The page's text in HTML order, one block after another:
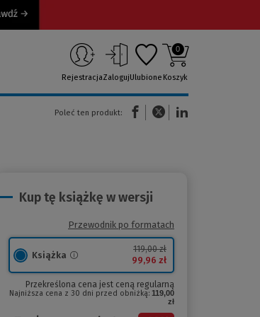
RejestracjaZalogujUlubione
0
Koszyk
Poleć ten produkt:
(Nowe okno)(Link do innej strony)
Kup tę książkę w wersji
Przewodnik po formatach
Książka
119,00 zł
99,96 zł
Przekreślona cena jest ceną regularną
Najniższa cena z 30 dni przed obniżką: 119,00
zł